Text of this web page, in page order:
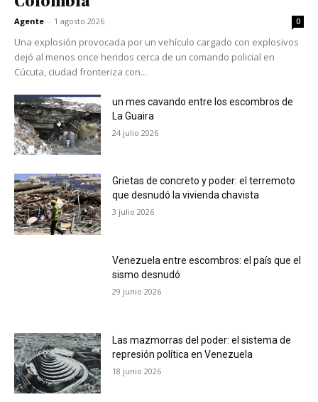
Agente - 1 agosto 2026 0
Una explosión provocada por un vehículo cargado con explosivos
dejó al menos once heridos cerca de un comando policial en
Cúcuta, ciudad fronteriza con...
un mes cavando entre los escombros de
La Guaira
24 julio 2026
Grietas de concreto y poder: el terremoto
que desnudó la vivienda chavista
3 julio 2026
Venezuela entre escombros: el país que el
sismo desnudó
29 junio 2026
Las mazmorras del poder: el sistema de
represión política en Venezuela
18 junio 2026